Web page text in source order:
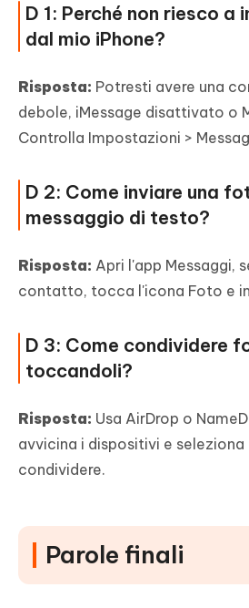
D 1: Perché non riesco a
dal mio iPhone?
Risposta: Potresti avere una
debole, iMessage disattivato o
Controlla Impostazioni >
D 2: Come inviare una
messaggio di testo?
Risposta: Apri l'app Messaggi,
contatto, tocca l'icona Foto e
D 3: Come condividere
toccandoli?
Risposta: Usa AirDrop o
avvicina i dispositivi e
condividere.
Parole finali